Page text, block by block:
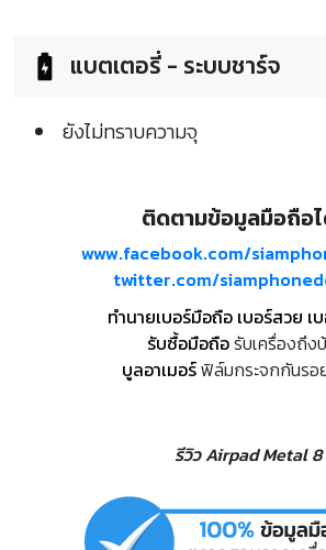
แบตเตอรี่ - ระบบชาร์จ
ยังไม่ทราบความจุ
ติดตามข้อมูลมือถือ
www.facebook.com/
twitter.com/
ทำนายเบอร์มือถือ เบอร์สวย เ
รับซื้อมือถือรับเครื่องถึง
บูลอาเมอร์ฟิล์มกระจกกันรอ
รีวิว Airpad Metal